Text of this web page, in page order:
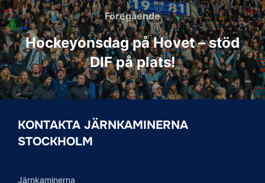
Föregående
Föregående
Hockeyonsdag på Hovet – stöd
DIF på plats!
KONTAKTA JÄRNKAMINERNA
STOCKHOLM
Järnkaminerna